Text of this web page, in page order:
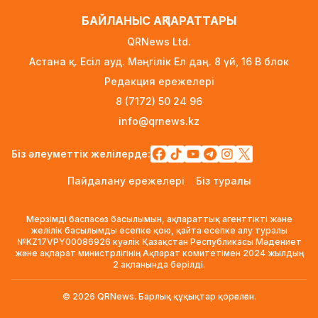
Қазақстан «Теңізшевройл» компаниясына
қалдықтарды заңсыз сақтағаны үшін
экологиялық талап қойды
Жүлде қоры 10,5 миллион теңге: Алматыда
басталды
мемлекеттік білім гранттары иегерлерінің
тізімі жарияланды
2 күн бұрын
Ауылға көшетін IT-мамандар мен
архивистерге 10,8 млн теңгеге дейін тұрғын
БАЙЛАНЫС АҚПАРАТТАРЫ
QRNews Ltd.
Астана қ. Есіл ауд. Мәңгілік Ел даң. 8 үй, 16 B блок
Редакция ережелері
8 (7172) 50 24 96
info@qrnews.kz
Біз әлеуметтік желілерде:
Пайдалану ережелері Біз туралы
Мерзімді баспасөз басылымын, ақпараттық агенттікті және
желілік басылымды есепке қою, қайта есепке алу туралы
№KZ17VPY00086926 куәлік Қазақстан Республикасы Мәдениет
және ақпарат министрлігінің Ақпарат комитетімен 2024 жылдың
2 ақпанында берілді.
© 2026 QRNews. Барлық құқықтар қорғалған.